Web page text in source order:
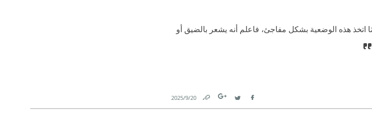
هذه الوضعية بشكل مفاجئ، فاعلم أنه يشعر بالضيق أو
Facebook
Twitter
Link
20‏/9‏/2025